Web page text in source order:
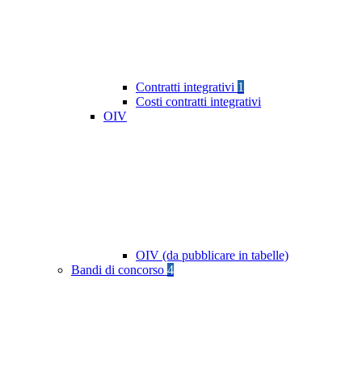
Contratti integrativi 1
Costi contratti integrativi
OIV
OIV (da pubblicare in tabelle)
Bandi di concorso 4